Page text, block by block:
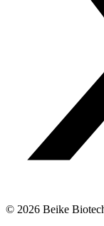
© 2026 Beike